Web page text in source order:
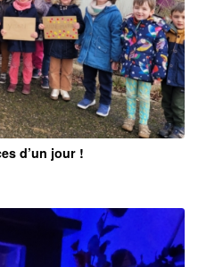
d’un jour !